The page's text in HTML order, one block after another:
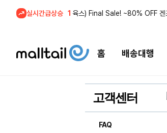
실시간급상승 1
홈 배송대행
고객센터
FAQ